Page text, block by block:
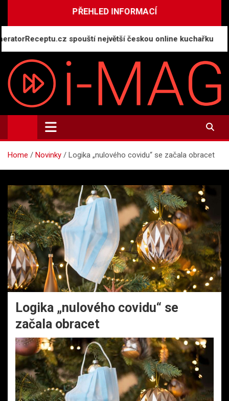
PŘEHLED INFORMACÍ
spouští největší českou online kuchařku
i-MAG.CZ
Informační magazín | Public Relations
Home Novinky Logika „nulového covidu“ se začala obracet
Logika „nulového covidu“ se
začala obracet